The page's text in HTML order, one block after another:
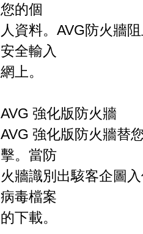
您的個
人資料。AVG防火牆
安全輸入
網上。
AVG 強化版防火牆
AVG 強化版防火牆替
擊。當防
火牆識別出駭客企圖
病毒檔案
的下載。